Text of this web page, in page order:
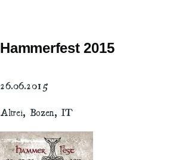
Hammerfest 2015
26.06.2015
Altrei, Bozen, IT